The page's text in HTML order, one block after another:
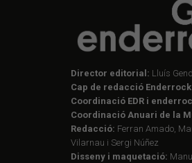
Director editorial: Lluís
Cap de redacció
Coordinació EDR i
Coordinació Anuari de la
Redacció: Ferran Amado,
Vilarnau i Sergi Núñez
Disseny i maquetació: